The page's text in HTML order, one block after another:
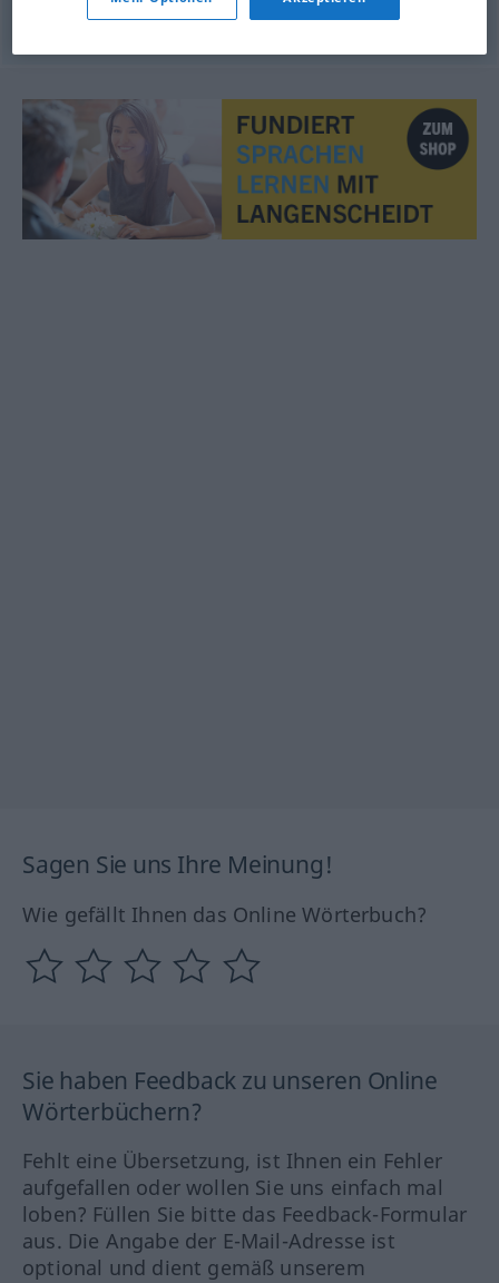
Sagen Sie uns Ihre Meinung!
Wie gefällt Ihnen das Online Wörterbuch?
Sie haben Feedback zu unseren Online
Wörterbüchern?
Fehlt eine Übersetzung, ist Ihnen ein Fehler
aufgefallen oder wollen Sie uns einfach mal
loben? Füllen Sie bitte das Feedback-Formular
aus. Die Angabe der E-Mail-Adresse ist
optional und dient gemäß unserem